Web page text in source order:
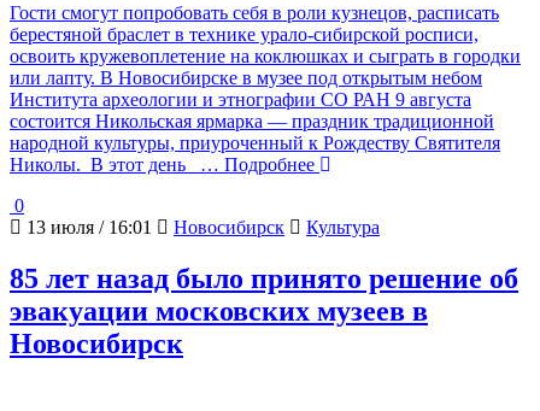
Гости смогут попробовать себя в роли кузнецов, расписать
берестяной браслет в технике урало-сибирской росписи,
освоить кружевоплетение на коклюшках и сыграть в городки
или лапту. В Новосибирске в музее под открытым небом
Института археологии и этнографии СО РАН 9 августа
состоится Никольская ярмарка — праздник традиционной
народной культуры, приуроченный к Рождеству Святителя
Николы. В этот день
… Подробнее
0
13 июля / 16:01
Новосибирск Культура
85 лет назад было принято решение об
эвакуации московских музеев в
Новосибирск